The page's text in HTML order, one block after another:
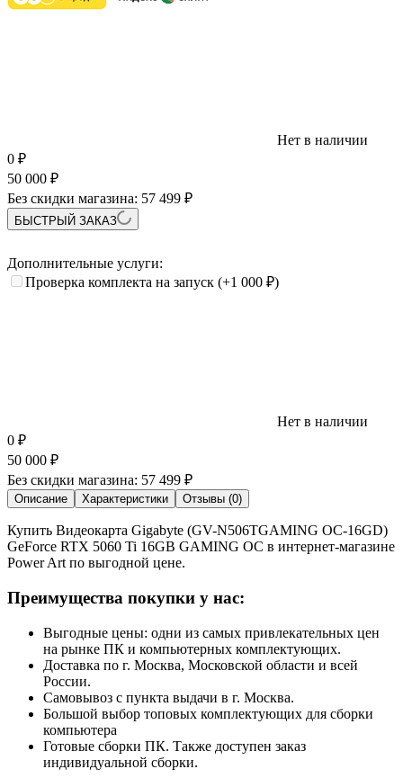
Нет в наличии
0 ₽
50 000 ₽
Без скидки магазина: 57 499 ₽
БЫСТРЫЙ ЗАКАЗ
Дополнительные услуги:
Проверка комплекта на запуск (+1 000 ₽)
Нет в наличии
0 ₽
50 000 ₽
Без скидки магазина: 57 499 ₽
Описание Характеристики Отзывы (0)
Купить Видеокарта Gigabyte (GV-N506TGAMING OC-16GD)
GeForce RTX 5060 Ti 16GB GAMING OC в интернет-магазине
Power Art по выгодной цене.
Преимущества покупки у нас:
Выгодные цены: одни из самых привлекательных цен
на рынке ПК и компьютерных комплектующих.
Доставка по г. Москва, Московской области и всей
России.
Самовывоз с пункта выдачи в г. Москва.
Большой выбор топовых комплектующих для сборки
компьютера
Готовые сборки ПК. Также доступен заказ
индивидуальной сборки.